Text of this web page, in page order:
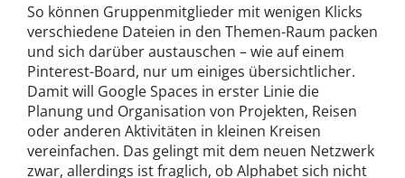
So können Gruppenmitglieder mit wenigen Klicks
verschiedene Dateien in den Themen-Raum packen
und sich darüber austauschen – wie auf einem
Pinterest-Board, nur um einiges übersichtlicher.
Damit will Google Spaces in erster Linie die
Planung und Organisation von Projekten, Reisen
oder anderen Aktivitäten in kleinen Kreisen
vereinfachen. Das gelingt mit dem neuen Netzwerk
zwar, allerdings ist fraglich, ob Alphabet sich nicht